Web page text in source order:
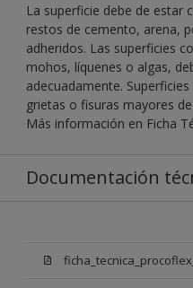
La superficie debe de estar
restos de cemento, arena,
adheridos. Las superficies
mohos, líquenes o algas,
adecuadamente.
grietas o fisuras mayores
Más información en Ficha
Documentación